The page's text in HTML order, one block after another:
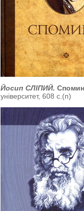
Йосип СЛІПИЙ.
університет, 608 с.(п)